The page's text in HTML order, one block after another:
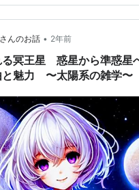
冥王星型天体に分類され、公
よりさらに長いのですね。 １
、現在１８度の位置にありま
ている人間のほとんどはおひ
ます。 太陽おひつじ座…
んのお話 • 2年前
る冥王星 惑星から準惑星
と魅力 〜太陽系の雑学〜